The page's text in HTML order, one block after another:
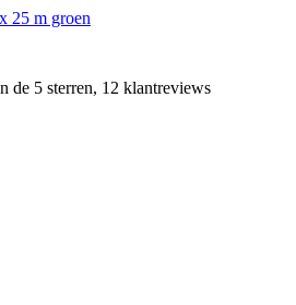
25 m groen
de 5 sterren, 12 klantreviews